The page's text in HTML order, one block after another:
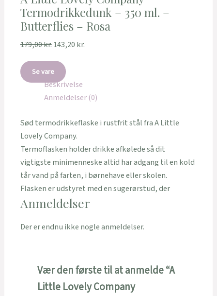
Termodrikkedunk – 350 ml. –
Butterflies – Rosa
179,00kr.143,20 kr.
Se vare
Beskrivelse
Anmeldelser (0)
Sød termodrikkeflaske i rustfrit stål fra A Little
Lovely Company.
Termoflasken holder drikke afkølede så dit
vigtigste minimenneske altid har adgang til en kold
tår vand på farten, i børnehave eller skolen.
Flasken er udstyret med en sugerørstud, der
Anmeldelser
Der er endnu ikke nogle anmeldelser.
Vær den første til at anmelde “A
Little Lovely Company